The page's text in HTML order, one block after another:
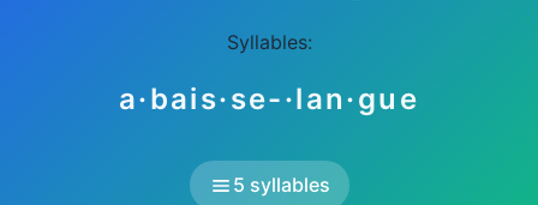
Syllables:
a·bais·se-·lan·gue
5 syllables